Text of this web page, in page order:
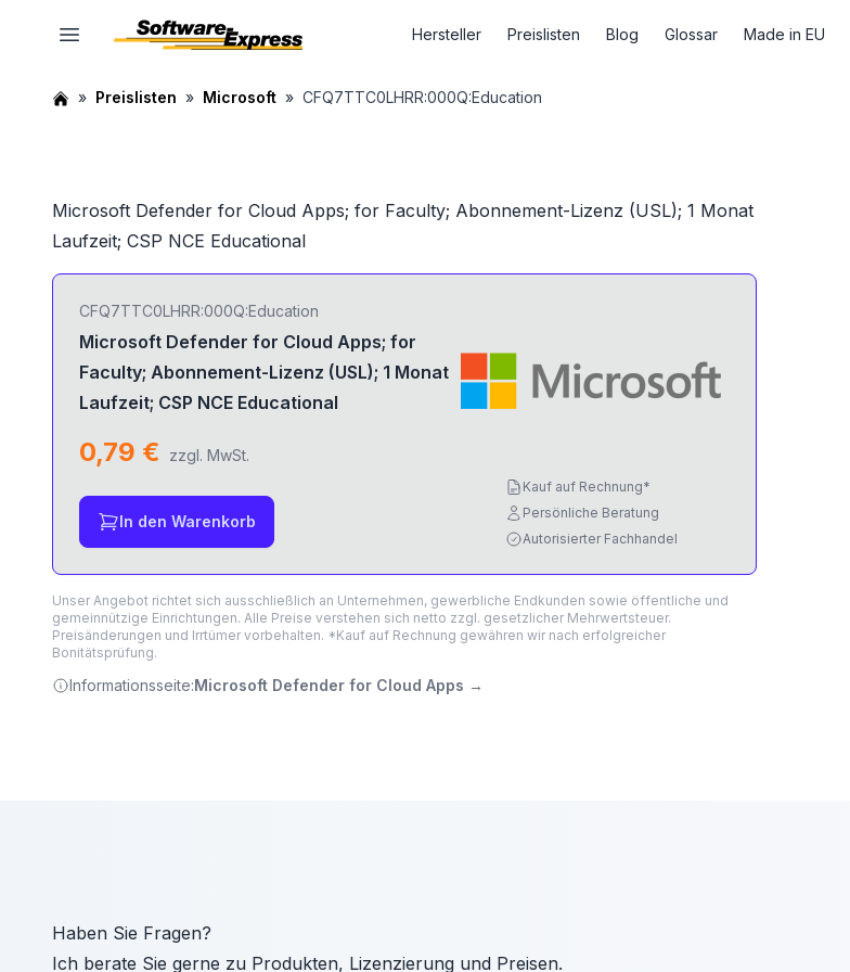
Hersteller Preislisten Blog Glossar Made in EU
Preislisten Microsoft CFQ7TTC0LHRR:000Q:Education
Microsoft Defender for Cloud Apps; for Faculty; Abonnement-Lizenz (USL); 1 Monat
Laufzeit; CSP NCE Educational
CFQ7TTC0LHRR:000Q:Education
Microsoft Defender for Cloud Apps; for
Faculty; Abonnement-Lizenz (USL); 1 Monat
Laufzeit; CSP NCE Educational
0,79 € zzgl. MwSt.
In den Warenkorb
Kauf auf Rechnung*
Persönliche Beratung
Autorisierter Fachhandel
Unser Angebot richtet sich ausschließlich an Unternehmen, gewerbliche Endkunden sowie öffentliche und
gemeinnützige Einrichtungen. Alle Preise verstehen sich netto zzgl. gesetzlicher Mehrwertsteuer.
Preisänderungen und Irrtümer vorbehalten. *Kauf auf Rechnung gewähren wir nach erfolgreicher
Bonitätsprüfung.
Informationsseite:Microsoft Defender for Cloud Apps →
Haben Sie Fragen?
Ich berate Sie gerne zu Produkten, Lizenzierung und Preisen.